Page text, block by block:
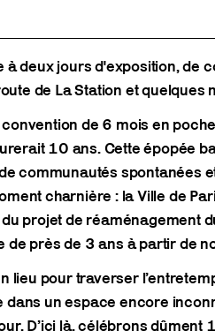
deux jours d'exposition, de
de La Station et quelques
de 6 mois en
10 ans. Cette épopée
communautés spontanées
charnière : la Ville de
projet de réaménagement
de près de 3 ans à partir de
lieu pour traverser
un espace encore
D’ici là, célébrons dûment